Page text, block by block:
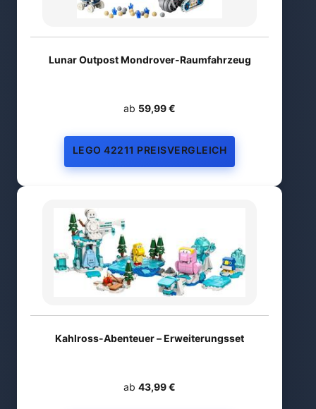
Lunar Outpost Mondrover-Raumfahrzeug
ab 59,99 €
LEGO 42211 PREISVERGLEICH
Kahlross-Abenteuer – Erweiterungsset
ab 43,99 €